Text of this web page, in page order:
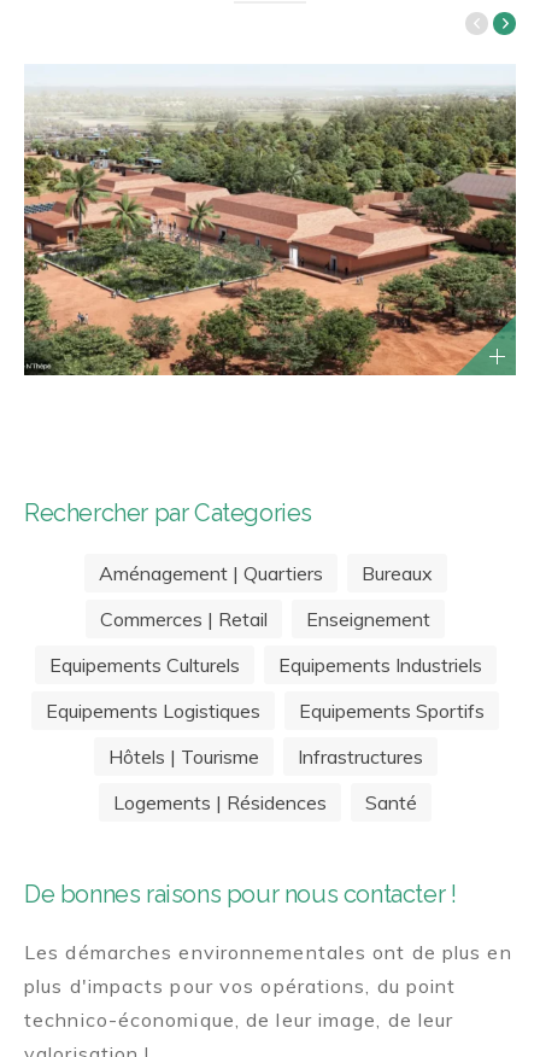
Rechercher par Categories
Aménagement | Quartiers
Bureaux
Commerces | Retail
Enseignement
Equipements Culturels
Equipements Industriels
Equipements Logistiques
Equipements Sportifs
Hôtels | Tourisme
Infrastructures
Logements | Résidences
Santé
De bonnes raisons pour nous contacter !
Les démarches environnementales ont de plus en
plus d'impacts pour vos opérations, du point
technico-économique, de leur image, de leur